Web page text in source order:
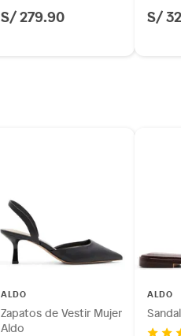
S/ 279.90 S/
ALDO
Zapatos de Vestir Mujer
Aldo
ALDO